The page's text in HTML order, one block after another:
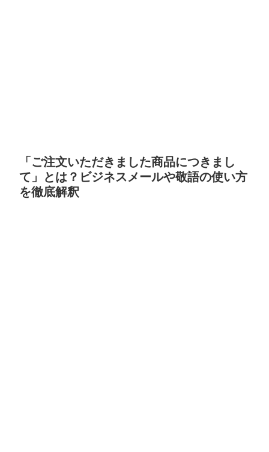
「ご注文いただきました商品につきまし
て」とは？ビジネスメールや敬語の使い方
を徹底解釈